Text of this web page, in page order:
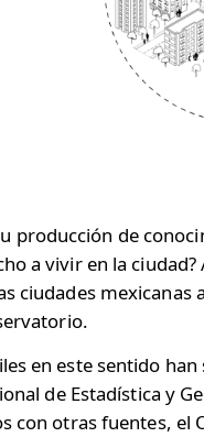
producción de
a vivir en la
ciudades
en este sentido
de Estadística y
con otras fuentes,